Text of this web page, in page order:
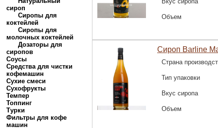
сироп
Сиропы для
коктейлей
Сиропы для
молочных коктейлей
Дозаторы для
сиропов
Соусы
Средства для чистки
кофемашин
Сухие смеси
Сухофрукты
Темпер
Топпинг
Турки
Фильтры для кофе
машин
Объем
Сироп Barline
Страна
Тип упаковки
Вкус сиропа
Объем